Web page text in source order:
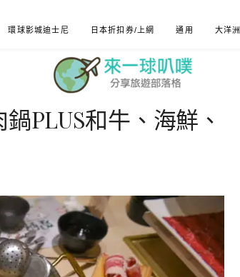
環球影城迪士尼 日本折扣券/上網 通用 大洋洲
PLUS和牛、海鮮、